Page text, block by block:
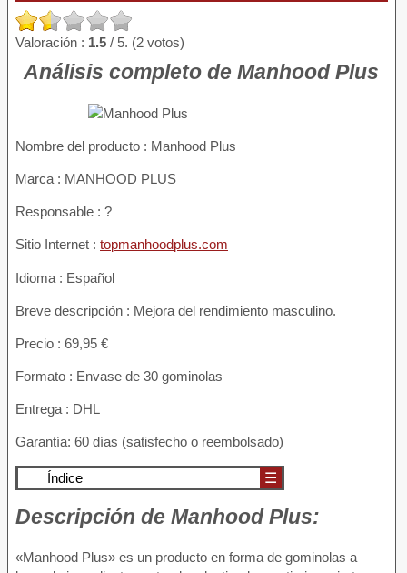
Valoración : 1.5 / 5. (2 votos)
Análisis completo de Manhood Plus
Nombre del producto : Manhood Plus
Marca : MANHOOD PLUS
Responsable : ?
Sitio Internet : topmanhoodplus.com
Idioma : Español
Breve descripción : Mejora del rendimiento masculino.
Precio : 69,95 €
Formato : Envase de 30 gominolas
Entrega : DHL
Garantía: 60 días (satisfecho o reembolsado)
Índice ☰
Descripción de Manhood Plus:
«Manhood Plus» es un producto en forma de gominolas a